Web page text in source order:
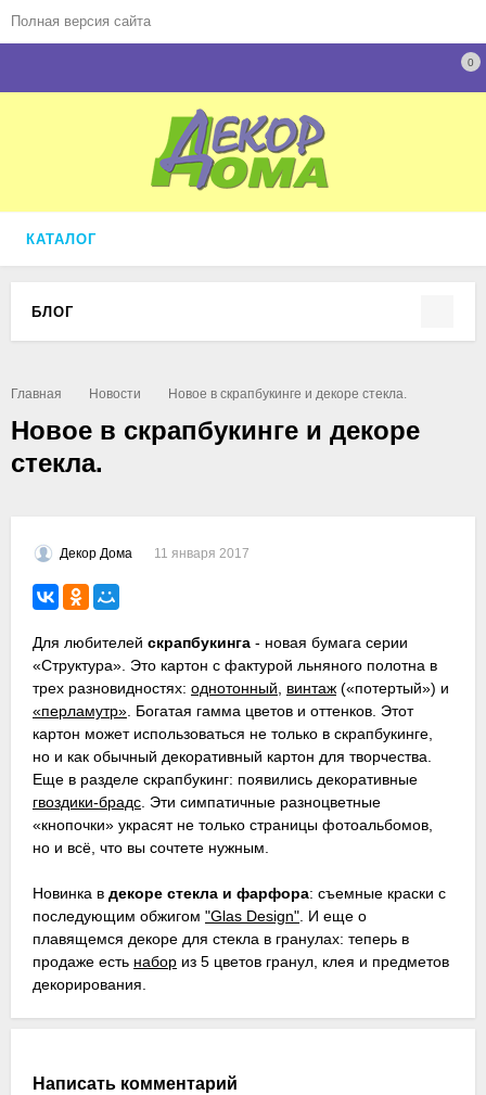
Полная версия сайта
0
КАТАЛОГ
Главная Новости Новое в скрапбукинге и декоре стекла.
Новое в скрапбукинге и декоре
стекла.
Декор Дома 11 января 2017
Для любителей скрапбукинга - новая бумага серии
«Структура». Это картон с фактурой льняного полотна в
трех разновидностях: однотонный, винтаж («потертый») и
«перламутр». Богатая гамма цветов и оттенков. Этот
картон может использоваться не только в скрапбукинге,
но и как обычный декоративный картон для творчества.
Еще в разделе скрапбукинг: появились декоративные
гвоздики-брадс. Эти симпатичные разноцветные
«кнопочки» украсят не только страницы фотоальбомов,
но и всё, что вы сочтете нужным.
Новинка в декоре стекла и фарфора: съемные краски с
последующим обжигом "Glas Design". И еще о
плавящемся декоре для стекла в гранулах: теперь в
продаже есть набор из 5 цветов гранул, клея и предметов
декорирования.
Написать комментарий
БЛОГ